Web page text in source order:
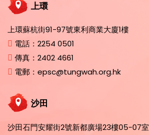
上環
上環蘇杭街91-97號東利商業大廈1樓
電話： 2254 0501
傳真： 2402 4661
電郵： epsc@tungwah.org.hk
沙田
沙田石門安耀街2號新都廣場23樓05-07室